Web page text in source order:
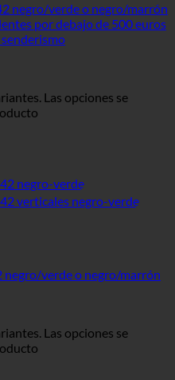
negro/verde o negro/marrón
por debajo de 500 euros
senderismo
Las opciones se
verde o negro/marrón
Las opciones se